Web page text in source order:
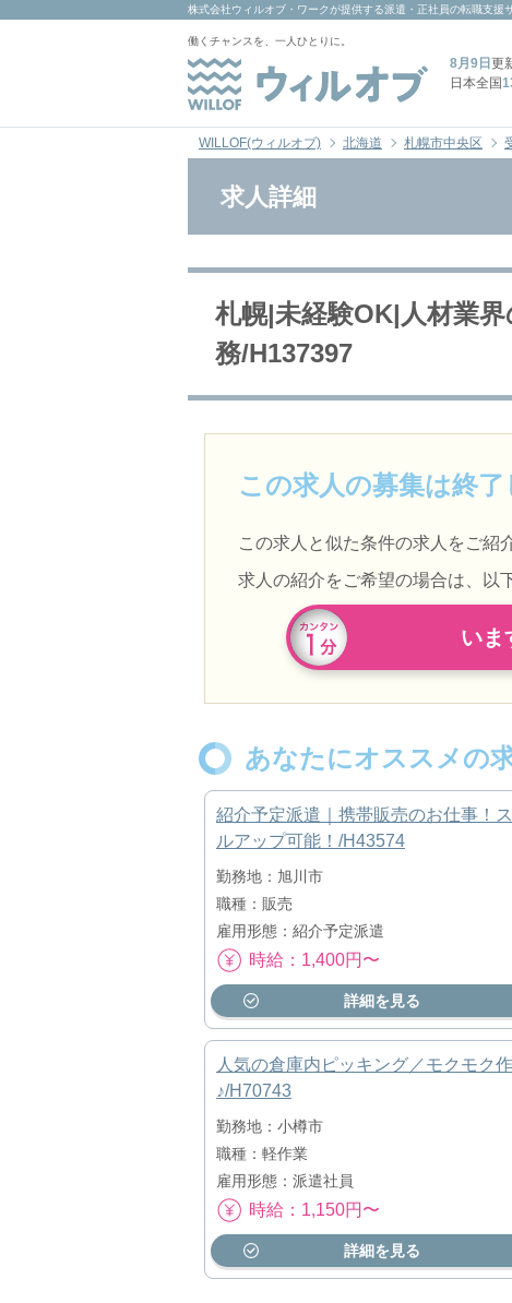
株式会社ウィルオブ・ワーク が提供する派遣・正社員の転職支
働くチャンスを、一人ひとりに。
8月9日 更
日本全国
WILLOF(ウィルオブ) 北海道 札幌市中央区
求人詳細
札幌|未経験OK|人材業
務/H137397
この求人の募集は終
この求人と似た条件の求人をご紹
求人の紹介をご希望の場合は、以
いま
あなたにオススメの
紹介予定派遣｜携帯販売のお仕事！
ルアップ可能！/H43574
勤務地：旭川市
職種：販売
雇用形態：紹介予定派遣
時給：1,400円〜
詳細を見る
人気の倉庫内ピッキング／モクモク
♪/H70743
勤務地：小樽市
職種：軽作業
雇用形態：派遣社員
時給：1,150円〜
詳細を見る